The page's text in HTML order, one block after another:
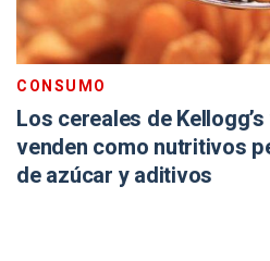
CONSUMO
Los cereales de
venden como nutritivos
de azúcar y aditivos